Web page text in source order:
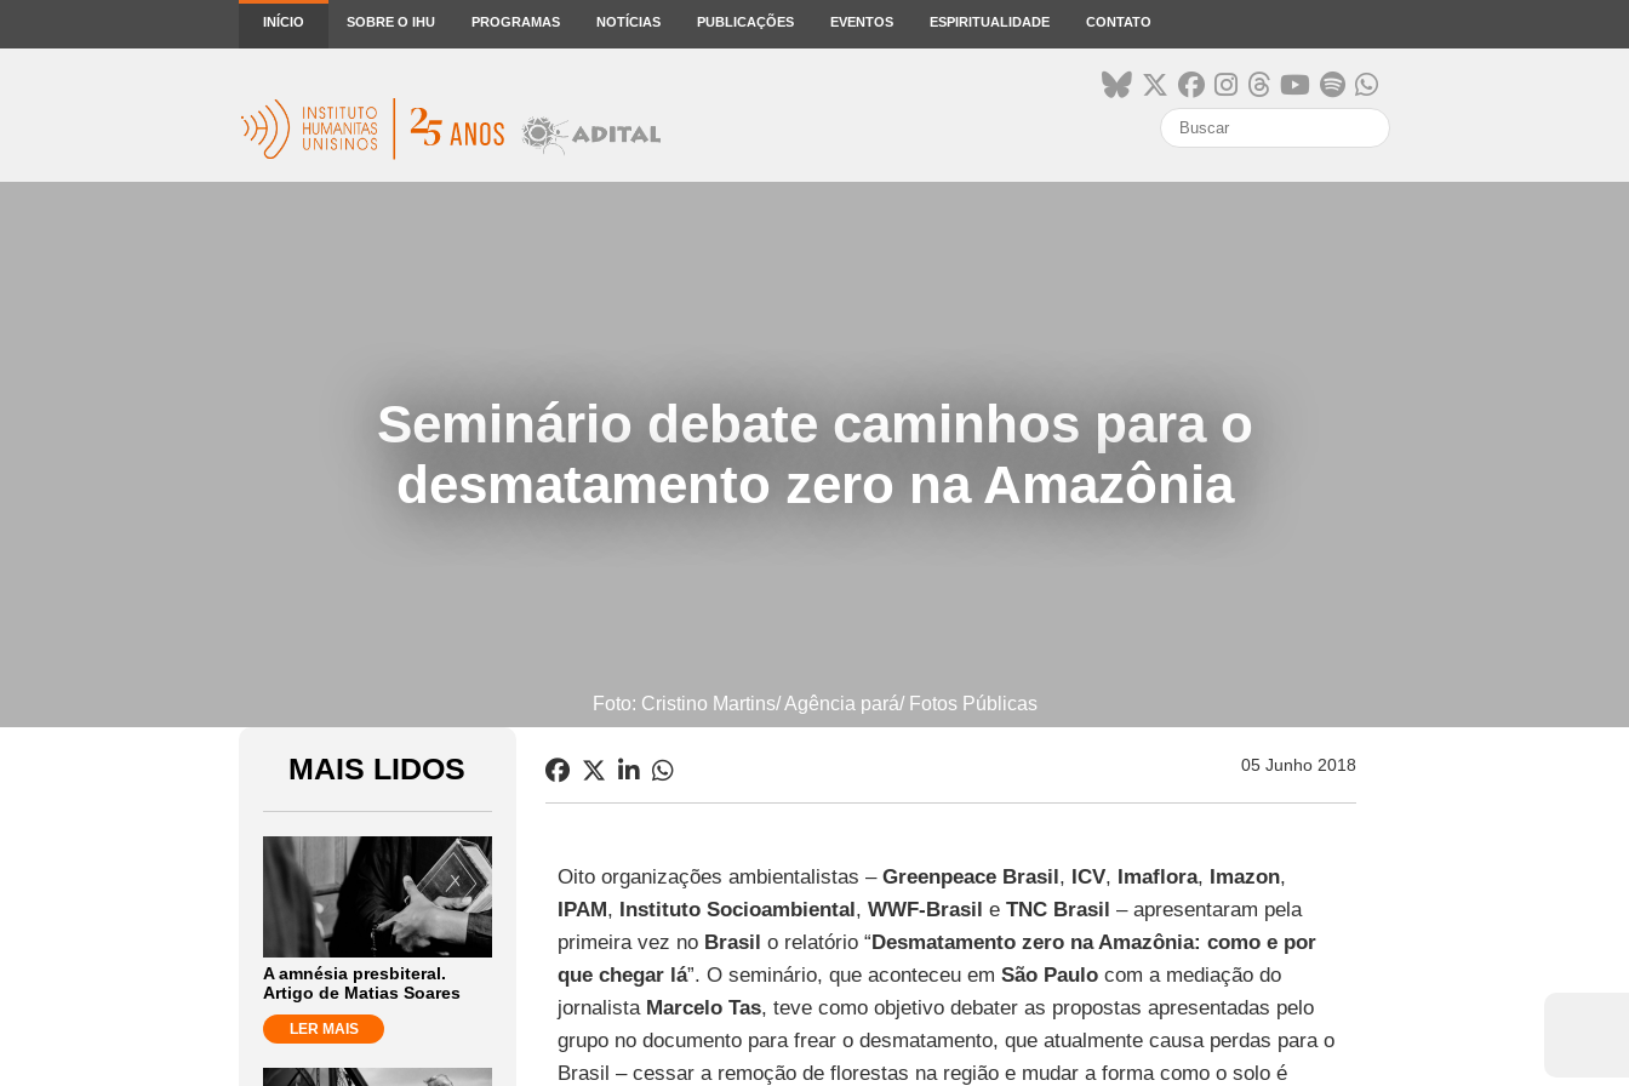
INÍCIO SOBRE O IHU PROGRAMAS NOTÍCIAS PUBLICAÇÕES EVENTOS ESPIRITUALIDADE CONTATO
Seminário debate caminhos para o
desmatamento zero na Amazônia
Foto: Cristino Martins/ Agência pará/ Fotos Públicas
MAIS LIDOS
A amnésia presbiteral.
Artigo de Matias Soares
LER MAIS
05 Junho 2018
Oito organizações ambientalistas – Greenpeace Brasil, ICV, Imaflora, Imazon,
IPAM, Instituto Socioambiental, WWF-Brasil e TNC Brasil – apresentaram pela
primeira vez no Brasil o relatório “Desmatamento zero na Amazônia: como e por
que chegar lá”. O seminário, que aconteceu em São Paulocom a mediação do
jornalista Marcelo Tas, teve como objetivo debater as propostas apresentadas pelo
grupo no documento para frear o desmatamento, que atualmente causa perdas para o
Brasil – cessar a remoção de florestas na região e mudar a forma como o solo é